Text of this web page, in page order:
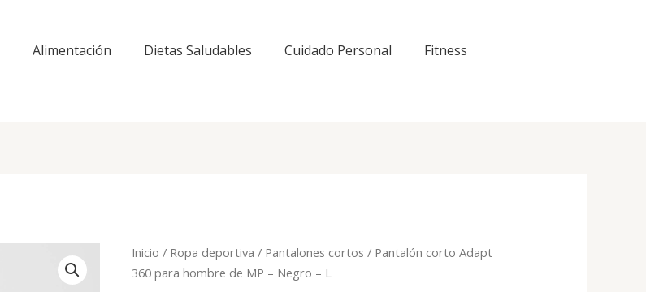
Alimentación Dietas Saludables Cuidado Personal
Fitness
Inicio / Ropa deportiva / Pantalones cortos / Pantalón corto Adapt
360 para hombre de MP – Negro – L